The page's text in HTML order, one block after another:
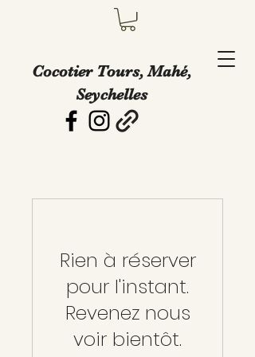
Cocotier Tours, Mahé,
Seychelles
Rien à réserver
pour l'instant.
Revenez nous
voir bientôt.